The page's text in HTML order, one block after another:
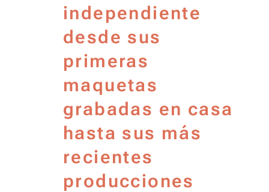
independiente
desde sus
primeras
maquetas
grabadas en casa
hasta sus más
recientes
producciones